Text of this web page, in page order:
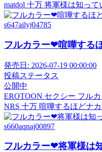
matdol 十万 将軍様は知って
s647ailyj04785
フルカラー❤喧嘩する
発売日: 2026-07-19 00:00:00
投稿ステータス
公開中
EROTOON セクシー フル
NRS 十万 喧嘩するほどナカ
s660aqnaj00897
フルカラー❤将軍様は